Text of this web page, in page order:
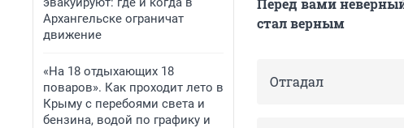
Архангельске ограничат
движение
«На 18 отдыхающих 18
поваров». Как проходит лето в
Крыму с перебоями света и
бензина, водой по графику и
Перед вами
стал верным
Отгадал